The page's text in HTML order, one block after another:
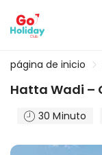
página de inicio
Hatta Wadi –
30 Minuto